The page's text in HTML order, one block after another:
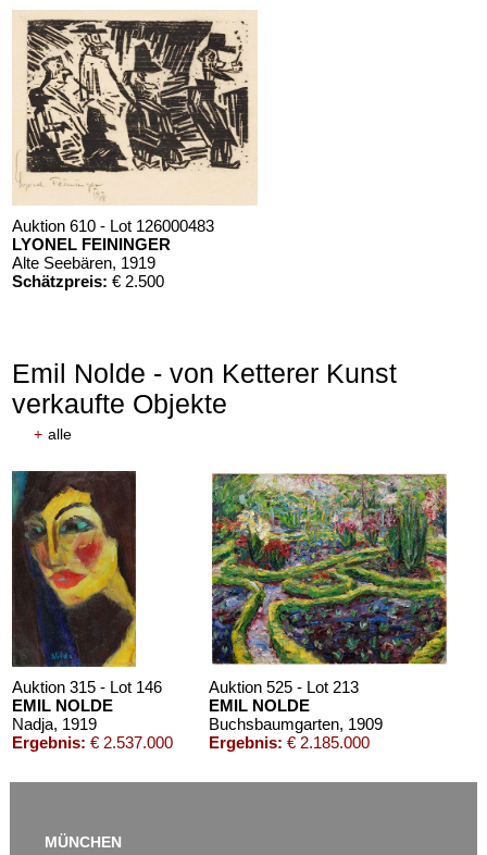
Auktion 610 - Lot 126000483
LYONEL FEININGER
Alte Seebären, 1919
Schätzpreis: € 2.500
Auktion 610 - Lot 426000372
HERMANN MAX PECHSTEIN
Reisebilder, 1919
Schätzpreis:€ 1.600
Emil Nolde - von Ketterer Kunst
verkaufte Objekte
+ alle
Auktion 315 - Lot 146
EMIL NOLDE
Nadja, 1919
Ergebnis: € 2.537.000
Auktion 525 - Lot 213
EMIL NOLDE
Buchsbaumgarten, 1909
Ergebnis: € 2.185.000
MÜNCHEN